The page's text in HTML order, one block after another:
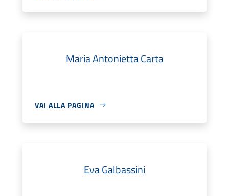
Maria Antonietta Carta
VAI ALLA PAGINA
Eva Galbassini